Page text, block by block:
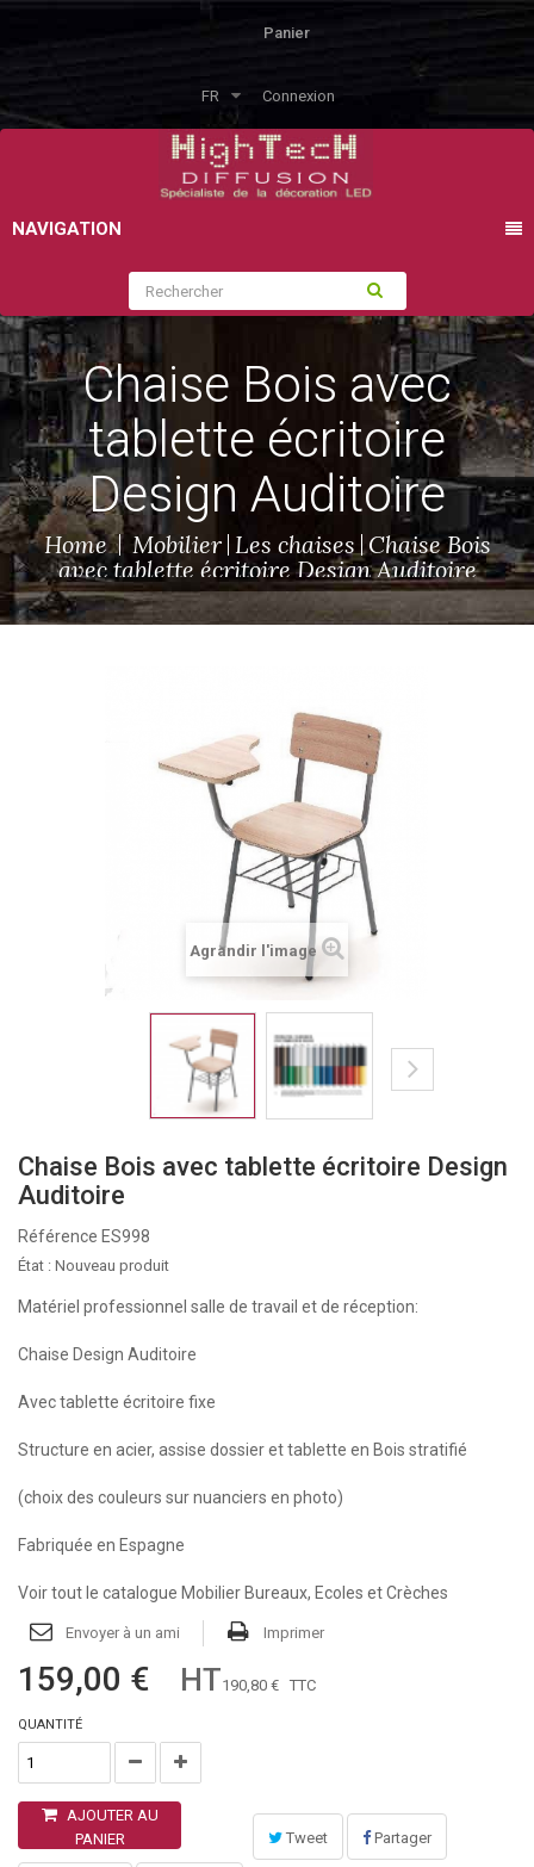
Panier
FR Connexion
NAVIGATION
Chaise Bois avec
tablette écritoire
Design Auditoire
Home Mobilier Les chaises Chaise Bois
avec tablette écritoire Design Auditoire
Agrandir l'image
Chaise Bois avec tablette écritoire Design
Auditoire
Référence ES998
État : Nouveau produit
Matériel professionnel salle de travail et de réception:
Chaise Design Auditoire
Avec tablette écritoire fixe
Structure en acier, assise dossier et tablette en Bois stratifié
(choix des couleurs sur nuanciers en photo)
Fabriquée en Espagne
Voir tout le catalogue Mobilier Bureaux, Ecoles et Crèches
Envoyer à un ami Imprimer
159,00 € HT190,80 € TTC
QUANTITÉ
AJOUTER AU
PANIER
Tweet Partager